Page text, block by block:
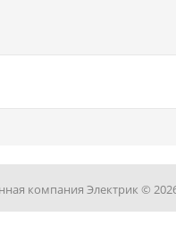
компания Электрик ©